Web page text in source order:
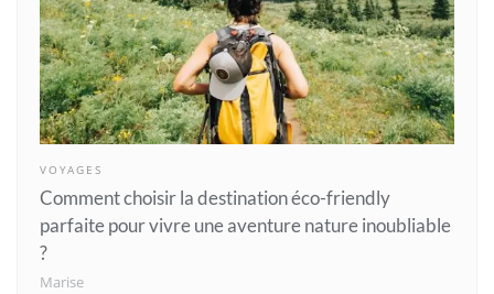
VOYAGES
Comment choisir la destination éco-friendly
parfaite pour vivre une aventure nature inoubliable
?
Marise